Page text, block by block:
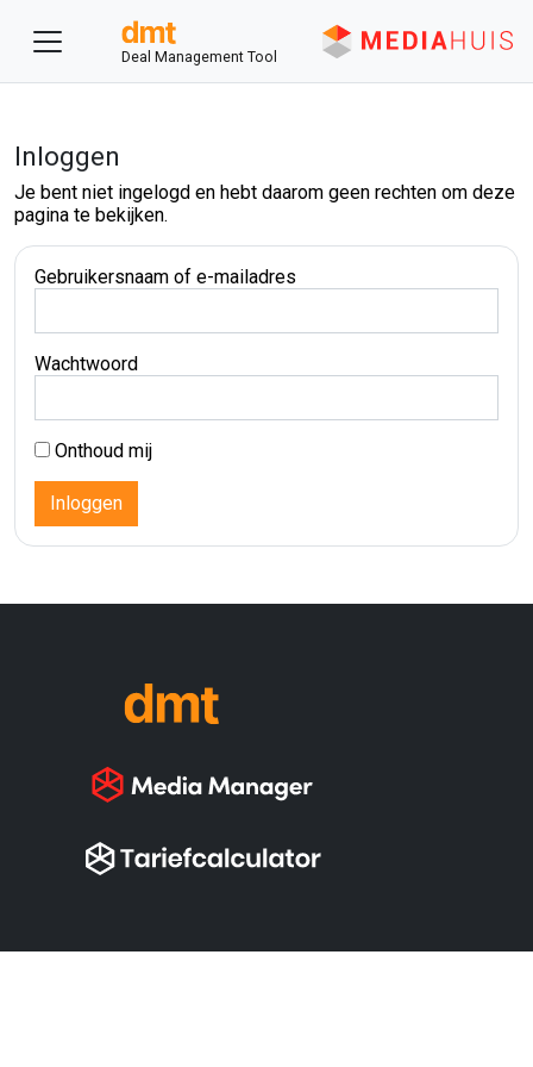
Deal Management Tool
Inloggen
Je bent niet ingelogd en hebt daarom geen rechten om deze
pagina te bekijken.
Gebruikersnaam of e-mailadres
Wachtwoord
Onthoud mij